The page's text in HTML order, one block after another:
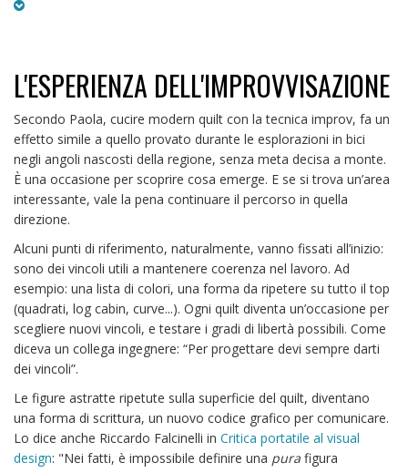
L'ESPERIENZA DELL'IMPROVVISAZIONE
Secondo Paola, cucire modern quilt con la tecnica improv, fa un
effetto simile a quello provato durante le esplorazioni in bici
negli angoli nascosti della regione, senza meta decisa a monte.
È una occasione per scoprire cosa emerge. E se si trova un’area
interessante, vale la pena continuare il percorso in quella
direzione.
Alcuni punti di riferimento, naturalmente, vanno fissati all’inizio:
sono dei vincoli utili a mantenere coerenza nel lavoro. Ad
esempio: una lista di colori, una forma da ripetere su tutto il top
(quadrati, log cabin, curve...). Ogni quilt diventa un’occasione per
scegliere nuovi vincoli, e testare i gradi di libertà possibili. Come
diceva un collega ingegnere: “Per progettare devi sempre darti
dei vincoli”.
Le figure astratte ripetute sulla superficie del quilt, diventano
una forma di scrittura, un nuovo codice grafico per comunicare.
Lo dice anche Riccardo Falcinelli in Critica portatile al visual
design: "Nei fatti, è impossibile definire una pura figura